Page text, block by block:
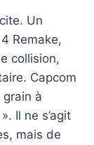
Un
Remake,
collision,
Capcom
à
Il ne s’agit
mais de